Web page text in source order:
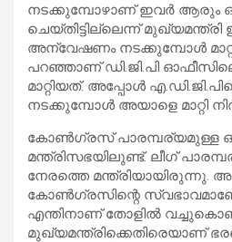
നടക്കുമ്പോഴാണ് ഇവര്‍ ആരും
ചെയ്തിട്ടില്ലെന്ന്
അന്വേഷണം നടക്കുമ്പോള്‍
പറഞ്ഞാണ് ഡി.ജി.പി
മാറ്റിയത്. അപ്പോള്‍
നടക്കുമ്പോള്‍ അയാളെ മാറ്റി
കോണ്‍ഗ്രസ് പാരമ്പര്യമുള്ള
മന്ത്രിസഭയിലുണ്ട്. ലീഗ്
നേരത്തെ മന്ത്രിയായിരുന്നു.
കോണ്‍ഗ്രസിന്റെ
എന്തിനാണ് തോളില്‍
മുഖ്യമന്ത്രിക്കെതിരെയാണ്